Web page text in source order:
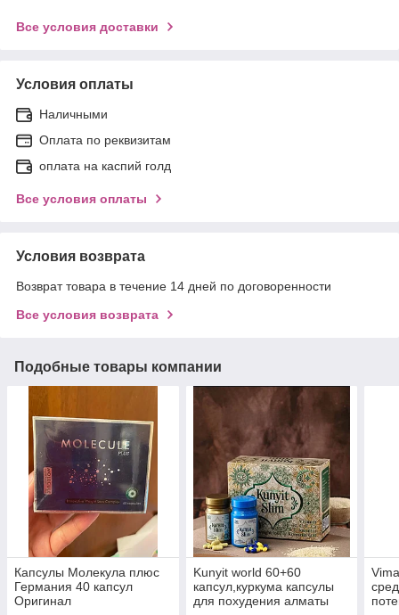
Все условия доставки
Условия оплаты
Наличными
Оплата по реквизитам
оплата на каспий голд
Все условия оплаты
Условия возврата
Возврат товара в течение 14 дней по договоренности
Все условия возврата
Подобные товары компании
Капсулы Молекула плюс
Германия 40 капсул
Оригинал
Kunyit world 60+60
капсул,куркума капсулы
для похудения алматы